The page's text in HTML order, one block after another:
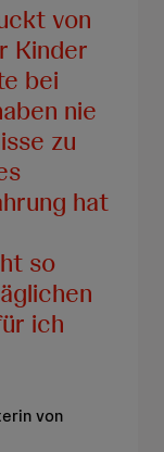
von
Kinder
bei
nie
zu
hat
so
ich
von